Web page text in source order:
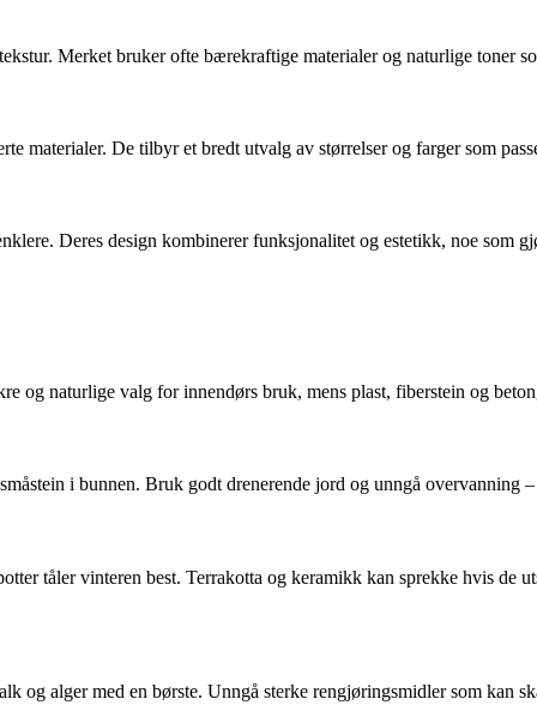
Merket bruker ofte bærekraftige materialer og naturlige toner
materialer. De tilbyr et bredt utvalg av størrelser og farger som
Deres design kombinerer funksjonalitet og estetikk, noe som
og naturlige valg for innendørs bruk, mens plast, fiberstein og
i bunnen. Bruk godt drenerende jord og unngå overvanning
tåler vinteren best. Terrakotta og keramikk kan sprekke hvis de
og alger med en børste. Unngå sterke rengjøringsmidler som kan